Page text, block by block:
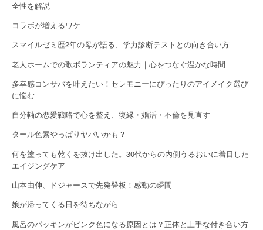
i
o
n
全性を解説
コラボが増えるワケ
スマイルゼミ歴2年の母が語る、学力診断テストとの向き合い方
老人ホームでの歌ボランティアの魅力｜心をつなぐ温かな時間
多幸感コンサバを叶えたい！セレモニーにぴったりのアイメイク選び
に悩む
自分軸の恋愛戦略で心を整え、復縁・婚活・不倫を見直す
タール色素やっぱりヤバいかも？
何を塗っても乾くを抜け出した。30代からの内側うるおいに着目した
エイジングケア
山本由伸、ドジャースで先発登板！感動の瞬間
娘が帰ってくる日を待ちながら
風呂のパッキンがピンク色になる原因とは？正体と上手な付き合い方